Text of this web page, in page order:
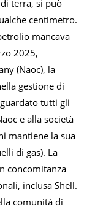
di terra, si può
centimetro.
mancava
2025,
(Naoc), la
gestione di
tutti gli
e alla società
mantiene la sua
di gas). La
concomitanza
inclusa Shell.
comunità di